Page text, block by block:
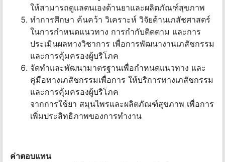
ให้สามารถดูแลตนเองด้านยาและผลิตภัณฑ์สุขภาพ
ทำการศึกษา ค้นคว้า วิเคราะห์ วิจัยด้านเภสัชศาสตร์
ในการกำหนดแนวทาง การกำกับติดตาม และการ
ประเมินผลทางวิชาการ เพื่อการพัฒนางานเภสัชกรรม
และการคุ้มครองผู้บริโภค
จัดทำและพัฒนามาตรฐานเพื่อกำหนดแนวทาง และ
คู่มือทางเภสัชกรรมเพื่อการ ให้บริการทางเภสัชกรรม
และการคุ้มครองผู้บริโภค
จากการใช้ยา สมุนไพรและผลิตภัณฑ์สุขภาพ เพื่อการ
เพิ่มประสิทธิภาพของการทำงาน
ค่าตอบแทน